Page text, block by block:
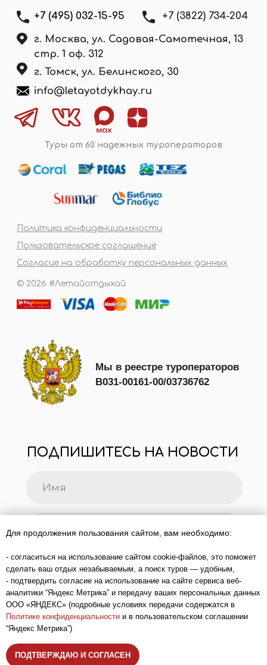
Я даю согласие на обработку персональных
конфиденциальности
Подобрать тур
Для продолжения пользования сайтом, вам необходимо:
- согласиться на использование сайтом cookie-файлов, это поможет
сделать ваш отдых незабываемым, а поиск туров — удобным,
- подтвердить согласие на использование на сайте сервиса веб-
аналитики “Яндекс Метрика” и передачу ваших персональных данных
ООО «ЯНДЕКС» (подробные условиях передачи содержатся в
Политике конфиденциальности и в пользовательском соглашении
“Яндекс Метрика”)
ПОДТВЕРЖДАЮ И СОГЛАСЕН